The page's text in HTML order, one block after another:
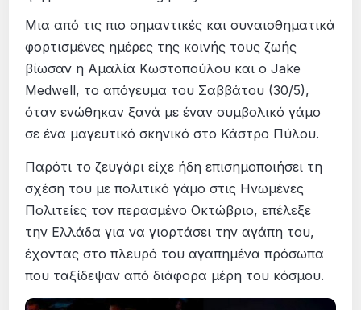
Μια από τις πιο σημαντικές και συναισθηματικά
φορτισμένες ημέρες της κοινής τους ζωής
βίωσαν η Αμαλία Κωστοπούλου και ο Jake
Medwell, το απόγευμα του Σαββάτου (30/5),
όταν ενώθηκαν ξανά με έναν συμβολικό γάμο
σε ένα μαγευτικό σκηνικό στο Κάστρο Πύλου.
Παρότι το ζευγάρι είχε ήδη επισημοποιήσει τη
σχέση του με πολιτικό γάμο στις Ηνωμένες
Πολιτείες τον περασμένο Οκτώβριο, επέλεξε
την Ελλάδα για να γιορτάσει την αγάπη του,
έχοντας στο πλευρό του αγαπημένα πρόσωπα
που ταξίδεψαν από διάφορα μέρη του κόσμου.